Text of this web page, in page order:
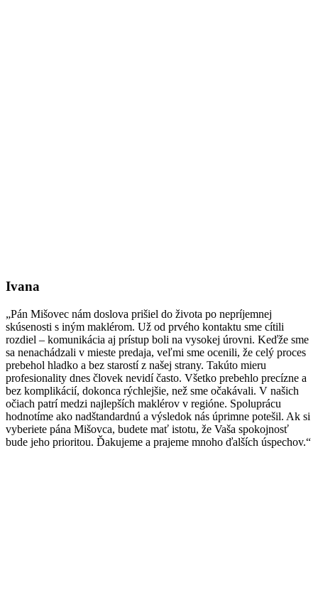
Ivana
„Pán Mišovec nám doslova prišiel do života po nepríjemnej
skúsenosti s iným maklérom. Už od prvého kontaktu sme cítili
rozdiel – komunikácia aj prístup boli na vysokej úrovni. Keďže sme
sa nenachádzali v mieste predaja, veľmi sme ocenili, že celý proces
prebehol hladko a bez starostí z našej strany. Takúto mieru
profesionality dnes človek nevidí často. Všetko prebehlo precízne a
bez komplikácií, dokonca rýchlejšie, než sme očakávali. V našich
očiach patrí medzi najlepších maklérov v regióne. Spoluprácu
hodnotíme ako nadštandardnú a výsledok nás úprimne potešil. Ak si
vyberiete pána Mišovca, budete mať istotu, že Vaša spokojnosť
bude jeho prioritou. Ďakujeme a prajeme mnoho ďalších úspechov.“